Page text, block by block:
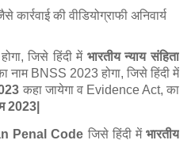
की वीडियोग्राफी अनिवार्य
जिसे हिंदी में भारतीय न्याय संहिता
नाम BNSS 2023 होगा, जिसे हिंदी में
कहा जायेगा व Evidence Act, का
2023|
Penal Code जिसे हिंदी मेंभारतीय